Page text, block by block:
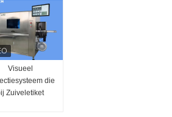
Visueel
die
Zuiveletiket